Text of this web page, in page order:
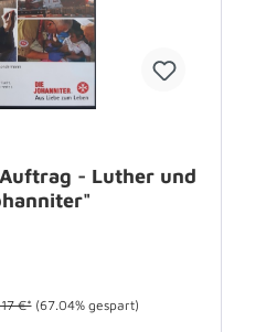
- Luther und
€* (67.04% gespart)